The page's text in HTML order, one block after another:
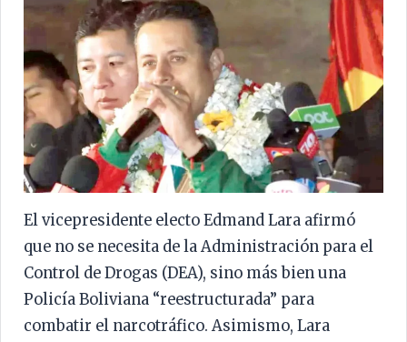
El vicepresidente electo Edmand Lara afirmó
que no se necesita de la Administración para el
Control de Drogas (DEA), sino más bien una
Policía Boliviana “reestructurada” para
combatir el narcotráfico. Asimismo, Lara